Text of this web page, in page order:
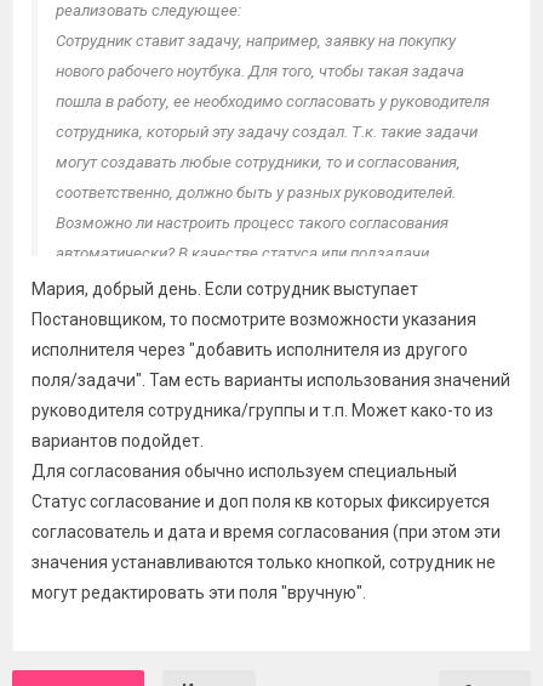
реализовать следующее:
Сотрудник ставит задачу, например, заявку на покупку
нового рабочего ноутбука. Для того, чтобы такая задача
пошла в работу, ее необходимо согласовать у руководителя
сотрудника, который эту задачу создал. Т.к. такие задачи
могут создавать любые сотрудники, то и согласования,
соответственно, должно быть у разных руководителей.
Возможно ли настроить процесс такого согласования
автоматически? В качестве статуса или подзадачи,
например? Пока не могу понять, как добавить исполнителя
по признаку "руководитель постановщика", а не просто
конкретного сотрудника.
Мария, добрый день. Если сотрудник выступает
Постановщиком, то посмотрите возможности указания
исполнителя через "добавить исполнителя из другого
поля/задачи". Там есть варианты использования значений
руководителя сотрудника/группы и т.п. Может како-то из
вариантов подойдет.
Для согласования обычно используем специальный
Статус согласование и доп поля кв которых фиксируется
согласователь и дата и время согласования (при этом эти
значения устанавливаются только кнопкой, сотрудник не
могут редактировать эти поля "вручную".